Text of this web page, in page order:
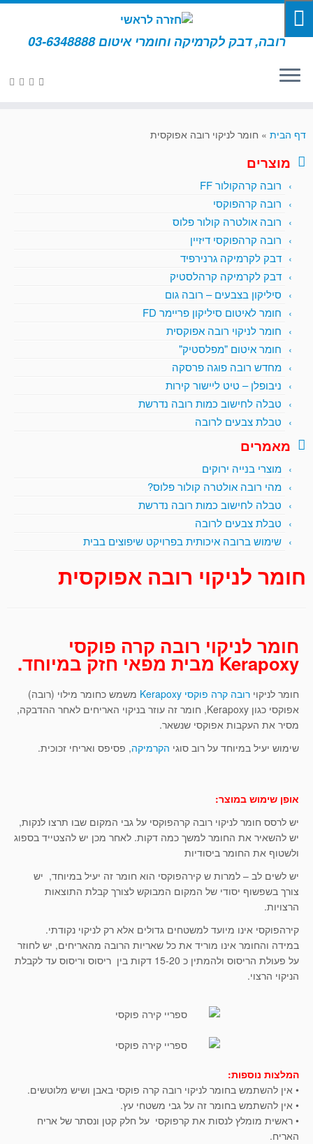
רובה, דבק לקרמיקה וחומרי איטום 03-6348888
דף הבית » חומר לניקוי רובה אפוקסית
מוצרים
רובה קרהקולור FF
רובה קרהפוקסי
רובה אולטרה קולור פלוס
רובה קרהפוקסי דיזיין
דבק לקרמיקה גרנירפיד
דבק לקרמיקה קרהלסטיק
סיליקון בצבעים – רובה גום
חומר לאיטום סיליקון פריימר FD
חומר לניקוי רובה אפוקסית
חומר איטום "מפלסטיק"
מחדש רובה פוגה פרסקה
ניבופלן – טיט ליישור קירות
טבלה לחישוב כמות רובה נדרשת
טבלת צבעים לרובה
מאמרים
מוצרי בנייה ירוקים
מהי רובה אולטרה קולור פלוס?
טבלה לחישוב כמות רובה נדרשת
טבלת צבעים לרובה
שימוש ברובה איכותית בפרויקט שיפוצים בבית
חומר לניקוי רובה אפוקסית
חומר לניקוי רובה קרה פוקסי
Kerapoxy מבית מפאי חזק במיוחד.
חומר לניקוי רובה קרה פוקסי Kerapoxy
משמש כחומר מילוי (רובה)
אפוקסי כגון Kerapoxy, חומר זה עוזר בניקוי האריחים לאחר ההדבקה,
מסיר את העקבות אפוקסי שנשאר.
שימוש יעיל במיוחד על רוב סוגי הקרמיקה, פסיפס ואריחי זכוכית.
אופן שימוש במוצר:
יש לרסס חומר לניקוי רובה קרהפוקסי על גבי המקום שבו תרצו לנקות,
יש להשאיר את החומר למשך כמה דקות. לאחר מכן יש להצטייד בספוג
ולשטוף את החומר ביסודיות
יש לשים לב – למרות ש קירהפוקסי הוא חומר זה יעיל במיוחד, יש
צורך בשפשוף יסודי של המקום המבוקש לצורך קבלת התוצאות
הרצויות.
קירהפוקסי אינו מיועד למשטחים גדולים אלא רק לניקוי נקודתי.
במידה והחומר אינו מוריד את כל שאריות הרובה מהאריחים, יש לחוזר
על פעולת הריסוס ולהמתין כ 15-20 דקות בין ריסוס וריסוס עד לקבלת
הניקוי הרצוי.
המלצות נוספות:
• אין להשתמש בחומר לניקוי רובה קרה פוקסי באבן ושיש מלוטשים.
• אין להשתמש בחומר זה על גבי משטחי עץ.
• ראשית מומלץ לנסות את קרפוקסי על חלק קטן ונסתר של אריח
האריח.